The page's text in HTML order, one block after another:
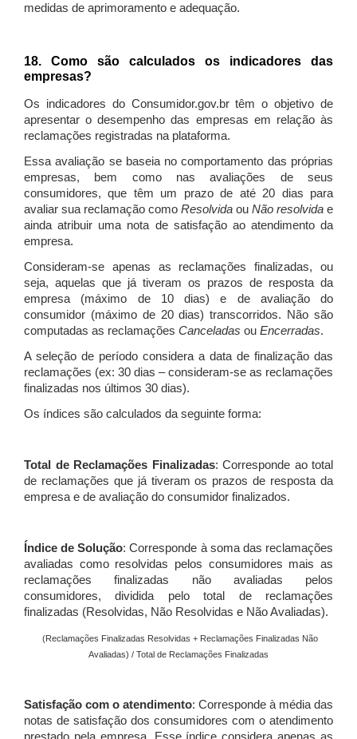
medidas de aprimoramento e adequação.
18. Como são calculados os indicadores das
empresas?
Os indicadores do Consumidor.gov.br têm o objetivo de
apresentar o desempenho das empresas em relação às
reclamações registradas na plataforma.
Essa avaliação se baseia no comportamento das próprias
empresas, bem como nas avaliações de seus
consumidores, que têm um prazo de até 20 dias para
avaliar sua reclamação como Resolvida ou Não resolvida e
ainda atribuir uma nota de satisfação ao atendimento da
empresa.
Consideram-se apenas as reclamações finalizadas, ou
seja, aquelas que já tiveram os prazos de resposta da
empresa (máximo de 10 dias) e de avaliação do
consumidor (máximo de 20 dias) transcorridos. Não são
computadas as reclamações Canceladas ou Encerradas.
A seleção de período considera a data de finalização das
reclamações (ex: 30 dias – consideram-se as reclamações
finalizadas nos últimos 30 dias).
Os índices são calculados da seguinte forma:
Total de Reclamações Finalizadas: Corresponde ao total
de reclamações que já tiveram os prazos de resposta da
empresa e de avaliação do consumidor finalizados.
Índice de Solução: Corresponde à soma das reclamações
avaliadas como resolvidas pelos consumidores mais as
reclamações finalizadas não avaliadas pelos
consumidores, dividida pelo total de reclamações
finalizadas (Resolvidas, Não Resolvidas e Não Avaliadas).
(Reclamações Finalizadas Resolvidas + Reclamações Finalizadas Não
Avaliadas) / Total de Reclamações Finalizadas
Satisfação com o atendimento: Corresponde à média das
notas de satisfação dos consumidores com o atendimento